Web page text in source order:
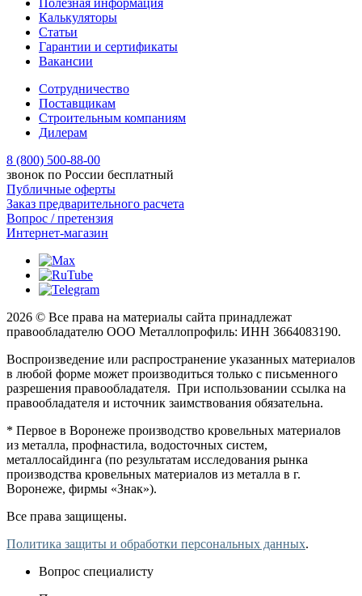
Калькуляторы
Статьи
Гарантии и сертификаты
Вакансии
Сотрудничество
Поставщикам
Строительным компаниям
Дилерам
8 (800) 500-88-00
звонок по России бесплатный
Публичные оферты
Заказ предварительного расчета
Вопрос / претензия
Интернет-магазин
2026 © Все права на материалы сайта принадлежат
правообладателю ООО Металлопрофиль: ИНН 3664083190.
Воспроизведение или распространение указанных материалов
в любой форме может производиться только с письменного
разрешения правообладателя. При использовании ссылка на
правообладателя и источник заимствования обязательна.
* Первое в Воронеже производство кровельных материалов
из металла, профнастила, водосточных систем,
металлосайдинга (по результатам исследования рынка
производства кровельных материалов из металла в г.
Воронеже, фирмы «Знак»).
Все права защищены.
Политика защиты и обработки персональных данных.
Вопрос специалисту